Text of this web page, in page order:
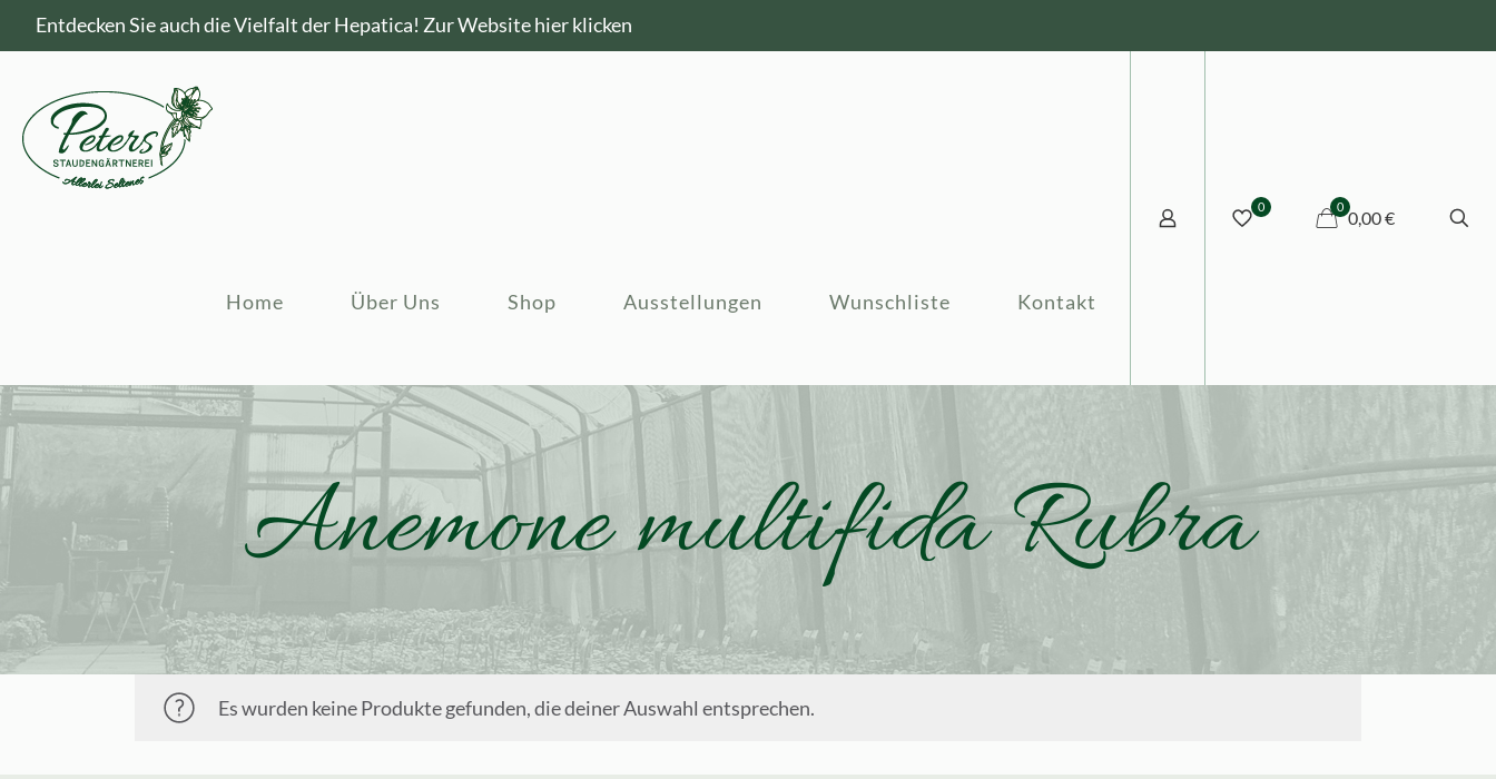
Entdecken Sie auch die Vielfalt der Hepatica! Zur Website hier klicken
Home Über Uns Shop Ausstellungen Wunschliste Kontakt
0 0
0,00 €
Anemone multifida Rubra
Es wurden keine Produkte gefunden, die deiner Auswahl entsprechen.